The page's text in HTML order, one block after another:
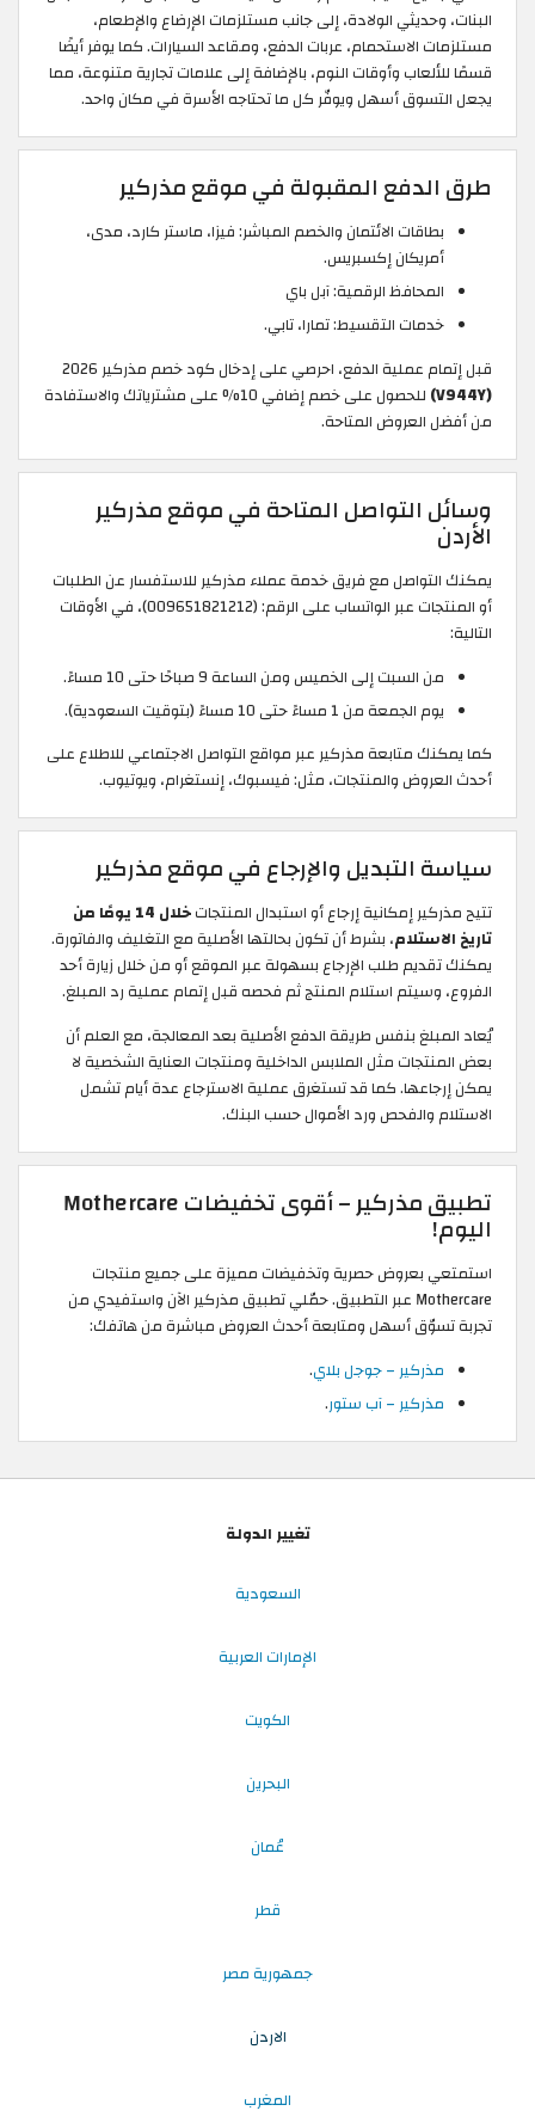
البنات، وحديثي الولادة، إلى جانب مستلزمات الإرضاع والإطعام،
مستلزمات الاستحمام، عربات الدفع، ومقاعد السيارات. كما يوفر أيضًا
قسمًا للألعاب وأوقات النوم، بالإضافة إلى علامات تجارية متنوعة، مما
يجعل التسوق أسهل ويوفّر كل ما تحتاجه الأسرة في مكان واحد.
طرق الدفع المقبولة في موقع مذركير
بطاقات الائتمان والخصم المباشر: فيزا، ماستر كارد، مدى،
أمريكان إكسبريس.
المحافظ الرقمية: آبل باي
خدمات التقسيط: تمارا، تابي.
قبل إتمام عملية الدفع، احرصي على إدخال كود خصم مذركير 2026
(V944Y)
للحصول على خصم إضافي 10% على مشترياتك والاستفادة
من أفضل العروض المتاحة.
وسائل التواصل المتاحة في موقع مذركير
الأردن
يمكنك التواصل مع فريق خدمة عملاء مذركير للاستفسار عن الطلبات
أو المنتجات عبر الواتساب على الرقم: (009651821212)، في الأوقات
التالية:
من السبت إلى الخميس ومن الساعة 9 صباحًا حتى 10 مساءً.
يوم الجمعة من 1 مساءً حتى 10 مساءً (بتوقيت السعودية).
كما يمكنك متابعة مذركير عبر مواقع التواصل الاجتماعي للاطلاع على
أحدث العروض والمنتجات، مثل: فيسبوك، إنستغرام، ويوتيوب.
سياسة التبديل والإرجاع في موقع مذركير
تتيح مذركير إمكانية إرجاع أو استبدال المنتجات
خلال 14 يومًا من
تاريخ الاستلام، بشرط أن تكون بحالتها الأصلية مع التغليف والفاتورة.
يمكنك تقديم طلب الإرجاع بسهولة عبر الموقع أو من خلال زيارة أحد
الفروع، وسيتم استلام المنتج ثم فحصه قبل إتمام عملية رد المبلغ.
يُعاد المبلغ بنفس طريقة الدفع الأصلية بعد المعالجة، مع العلم أن
بعض المنتجات مثل الملابس الداخلية ومنتجات العناية الشخصية لا
يمكن إرجاعها. كما قد تستغرق عملية الاسترجاع عدة أيام تشمل
الاستلام والفحص ورد الأموال حسب البنك.
تطبيق مذركير – أقوى تخفيضات Mothercare
اليوم!
استمتعي بعروض حصرية وتخفيضات مميزة على جميع منتجات
Mothercare عبر التطبيق. حمّلي تطبيق مذركير الآن واستفيدي من
تجربة تسوّق أسهل ومتابعة أحدث العروض مباشرة من هاتفك:
مذركير – جوجل بلاي.
مذركير – آب ستور.
تغيير الدولة
السعودية
الإمارات العربية
الكويت
البحرين
عُمان
قطر
جمهورية مصر
الاردن
المغرب